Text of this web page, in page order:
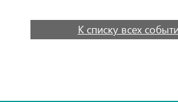
К списку всех